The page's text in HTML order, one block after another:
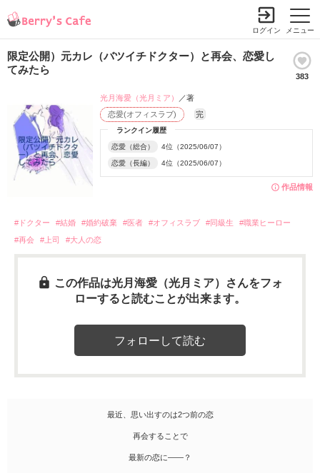
メニュー
ログイン
限定公開）元カレ（バツイチドクター）と再会、恋愛し
てみたら
383
作品情報
ランクイン履歴
恋愛（総合） 4位（2025/06/07）
恋愛（長編） 4位（2025/06/07）
恋愛(オフィスラブ) 完
光月海愛（光月ミア） ／著
#ドクター #結婚 #婚約破棄 #医者 #オフィスラブ #同級生
#職業ヒーロー
#再会
#上司 #大人の恋
この作品は光月海愛（光月ミア）さんをフォ
ローすると読むことが出来ます。
最近、思い出すのは2つ前の恋
再会することで
最新の恋に――？